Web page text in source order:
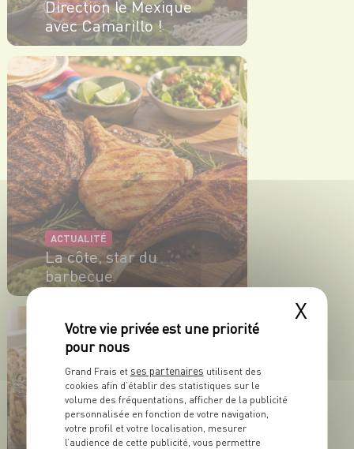
Direction le Mexique
avec Camarillo !
EN SAVOIR PLUS
ACTUALITÉ
La côte, star du
barbecue
X
Grand Frais et ses partenaires utilisent des
cookies afin d’établir des statistiques sur le
volume des fréquentations, afficher de la publicité
personnalisée en fonction de votre navigation,
votre profil et votre localisation, mesurer
l’audience de cette publicité, vous permettre